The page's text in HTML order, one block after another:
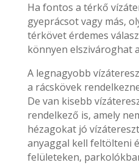
Ha fontos a térkő
gyeprácsot vagy más,
térkövet érdemes
könnyen elszivároghat
A legnagyobb
a rácskövek
De van kisebb
rendelkező is, amely
hézagokat jó
anyaggal kell feltölteni
felületeken,